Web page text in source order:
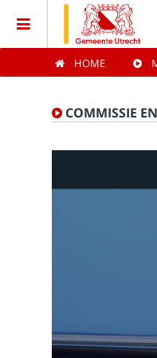
Home
Meetings
HOME
COMMISSIE